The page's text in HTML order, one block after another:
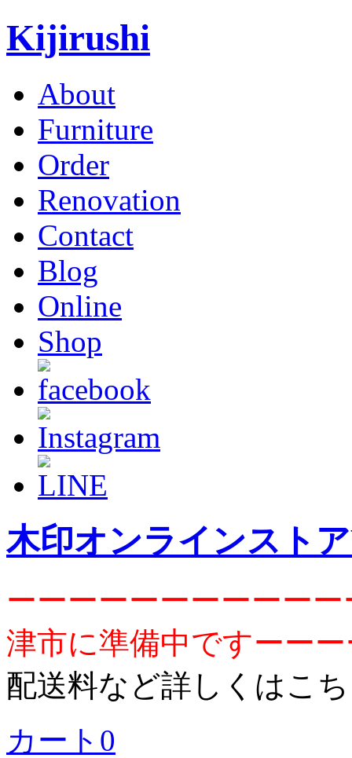
Kijirushi
About
Furniture
Order
Renovation
Contact
Blog
Online
Shop
木印オンラインストア
ーーーーーーーーーー
津市に準備中ですーー
配送料など詳しくはこ
カート 0